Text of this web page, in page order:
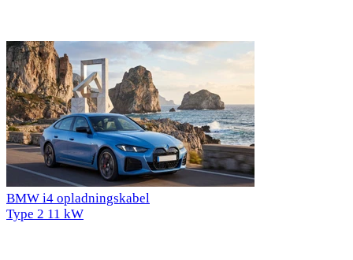
BMW i4 opladningskabel
Type 2 11 kW